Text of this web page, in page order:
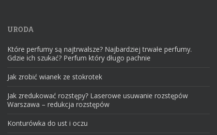
URODA
Które perfumy są najtrwalsze? Najbardziej trwałe perfumy.
Gdzie ich szukać? Perfum który długo pachnie
Jak zrobić wianek ze stokrotek
Jak zredukować rozstępy? Laserowe usuwanie rozstępów
Warszawa – redukcja rozstępów
Konturówka do ust i oczu